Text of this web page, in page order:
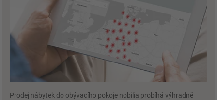
Prodej nábytek do obývacího pokoje nobilia probíhá výhradně